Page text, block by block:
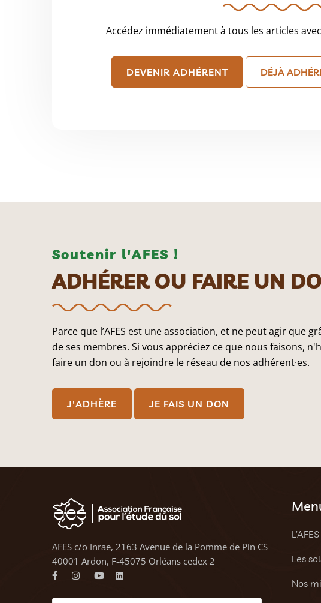
Accédez immédiatement à tous les articles
DEVENIR ADHÉRENT DÉJÀ
Soutenir l'AFES !
ADHÉRER OU FAIRE UN
Parce que l’AFES est une association, et ne peut agir que
de ses membres. Si vous appréciez ce que nous faisons,
faire un don ou à rejoindre le réseau de nos adhérent·es.
J'ADHÈRE JE FAIS UN DON
AFES c/o Inrae, 2163 Avenue de la Pomme de Pin CS
40001 Ardon, F-45075 Orléans cedex 2
L’AFES
Les
Nos